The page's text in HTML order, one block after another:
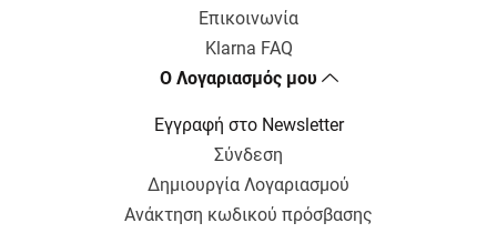
Επικοινωνία
Klarna FAQ
Ο Λογαριασμός μου
Εγγραφή στο Newsletter
Σύνδεση
Δημιουργία Λογαριασμού
Ανάκτηση κωδικού πρόσβασης